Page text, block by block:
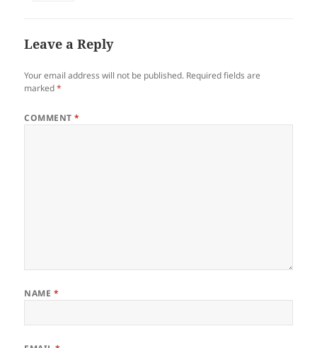
Leave a Reply
Your email address will not be published. Required fields are
marked*
COMMENT*
NAME *